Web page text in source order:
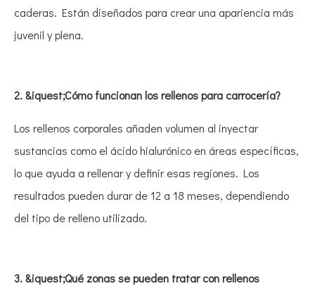
caderas. Están diseñados para crear una apariencia más
juvenil y plena.
2. &iquest;Cómo funcionan los rellenos para carrocería?
Los rellenos corporales añaden volumen al inyectar
sustancias como el ácido hialurónico en áreas específicas,
lo que ayuda a rellenar y definir esas regiones. Los
resultados pueden durar de 12 a 18 meses, dependiendo
del tipo de relleno utilizado.
3. &iquest;Qué zonas se pueden tratar con rellenos